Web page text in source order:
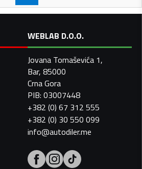
WEBLAB D.O.O.
Jovana Tomaševića 1,
Bar, 85000
Crna Gora
PIB: 03007448
+382 (0) 67 312 555
+382 (0) 30 550 099
info@autodiler.me